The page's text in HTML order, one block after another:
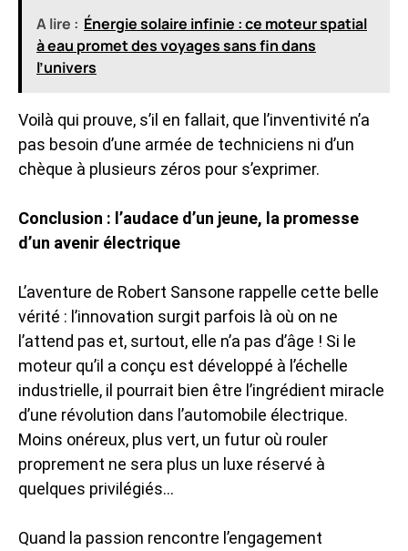
A lire : Énergie solaire infinie : ce moteur spatial
à eau promet des voyages sans fin dans
l’univers
Voilà qui prouve, s’il en fallait, que l’inventivité n’a
pas besoin d’une armée de techniciens ni d’un
chèque à plusieurs zéros pour s’exprimer.
Conclusion : l’audace d’un jeune, la promesse
d’un avenir électrique
L’aventure de Robert Sansone rappelle cette belle
vérité : l’innovation surgit parfois là où on ne
l’attend pas et, surtout, elle n’a pas d’âge ! Si le
moteur qu’il a conçu est développé à l’échelle
industrielle, il pourrait bien être l’ingrédient miracle
d’une révolution dans l’automobile électrique.
Moins onéreux, plus vert, un futur où rouler
proprement ne sera plus un luxe réservé à
quelques privilégiés…
Quand la passion rencontre l’engagement